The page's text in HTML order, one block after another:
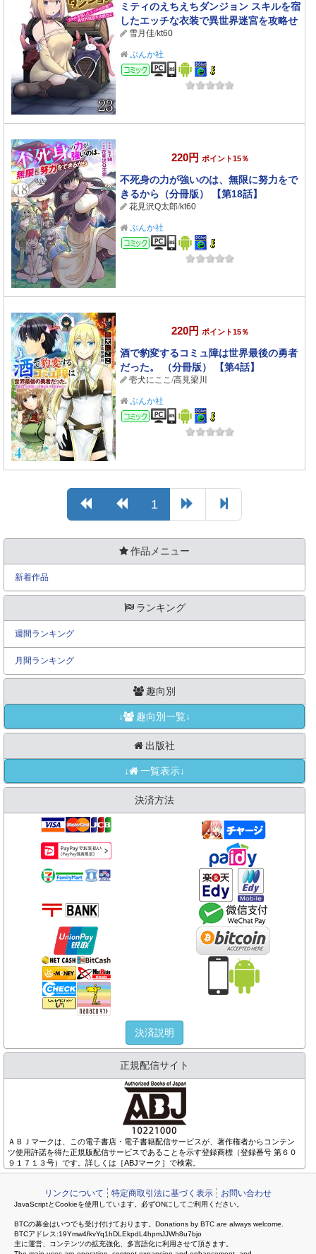
ミティのえちえちダンジョン スキルを宿
したエッチな衣装で異世界迷宮を攻略せ
よ（分冊版） 【第23話】
雪月佳/kt60
ぶんか社
コミック
220円 ポイント15％
不死身の力が強いのは、無限に努力をで
きるから（分冊版） 【第18話】
花見沢Q太郎/kt60
ぶんか社
コミック
220円 ポイント15％
酒で豹変するコミュ障は世界最後の勇者
だった。 （分冊版） 【第4話】
壱犬にここ/高見梁川
ぶんか社
コミック
1
作品メニュー
新着作品
ランキング
週間ランキング
月間ランキング
趣向別
↓ 趣向別一覧↓
出版社
↓ 一覧表示↓
決済方法
決済説明
正規配信サイト
ＡＢＪマークは、この電子書店・電子書籍配信サービスが、著作権者からコンテン
ツ使用許諾を得た正規版配信サービスであることを示す登録商標（登録番号 第６０
９１７１３号）です。詳しくは［ABJマーク］で検索。
リンクについて 特定商取引法に基づく表示 お問い合わせ
JavaScriptとCookieを使用しています。必ずONにしてご利用ください。
BTCの募金はいつでも受け付けております。Donations by BTC are always welcome.
BTCアドレス:19Ymw4fkvYq1hDLEkpdL4hpmJJWh8u7bjo
主に運営、コンテンツの拡充強化、多言語化に利用させて頂きます。